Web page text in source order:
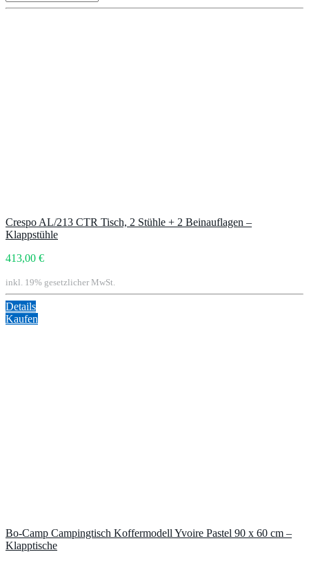
Crespo AL/213 CTR Tisch, 2 Stühle + 2 Beinauflagen –
Klappstühle
413,00 €
inkl. 19% gesetzlicher MwSt.
Details
Kaufen
Bo-Camp Campingtisch Koffermodell Yvoire Pastel 90 x 60 cm –
Klapptische